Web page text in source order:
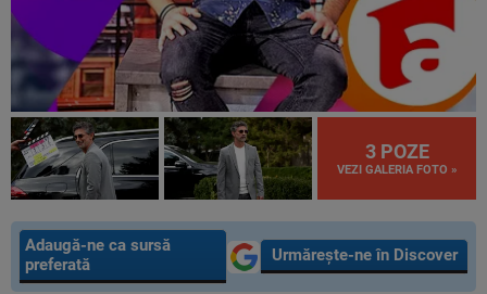
3 POZE
VEZI GALERIA FOTO »
Adaugă-ne ca sursă
preferată
Urmărește-ne în Discover